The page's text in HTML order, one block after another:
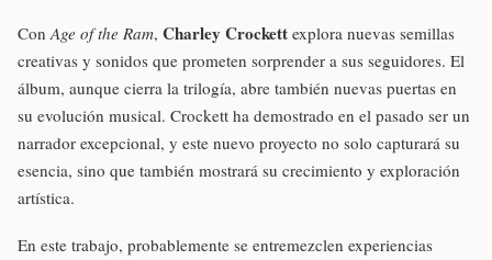
Con Age of the Ram, Charley Crockett explora nuevas semillas
creativas y sonidos que prometen sorprender a sus seguidores. El
álbum, aunque cierra la trilogía, abre también nuevas puertas en
su evolución musical. Crockett ha demostrado en el pasado ser un
narrador excepcional, y este nuevo proyecto no solo capturará su
esencia, sino que también mostrará su crecimiento y exploración
artística.
En este trabajo, probablemente se entremezclen experiencias